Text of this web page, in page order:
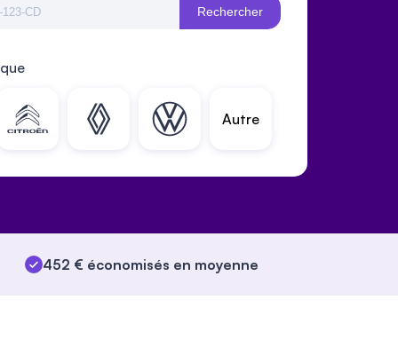
Rechercher
Autre
452 € économisés en moyenne